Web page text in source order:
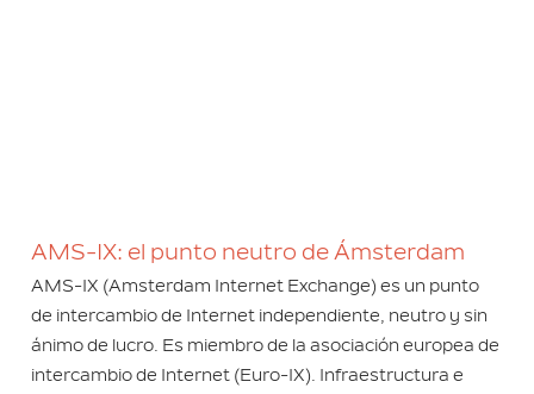
AMS-IX: el punto neutro de Ámsterdam
AMS-IX (Amsterdam Internet Exchange) es un punto
de intercambio de Internet independiente, neutro y sin
ánimo de lucro. Es miembro de la asociación europea de
intercambio de Internet (Euro-IX). Infraestructura e